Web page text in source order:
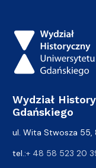
Wydział
Gdańskiego
ul. Wita Stwosza
tel.:+ 48 58 523 20